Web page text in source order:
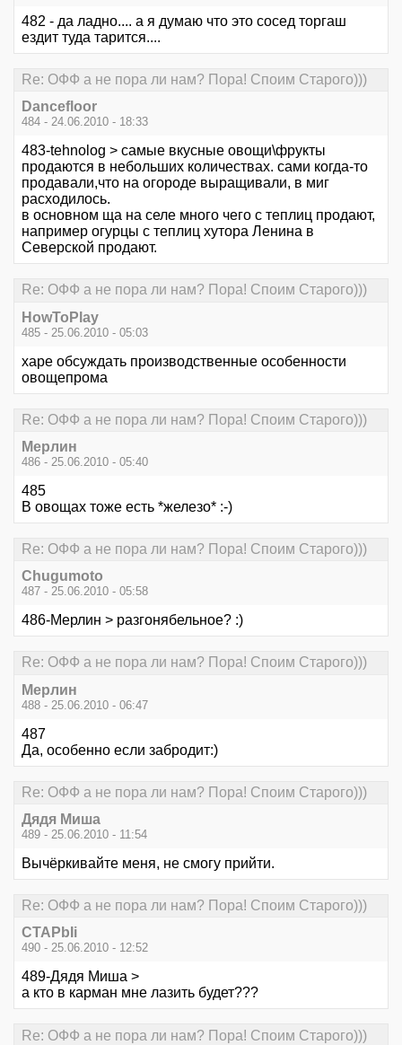
482 - да ладно.... а я думаю что это сосед торгаш
ездит туда тарится....
Re: ОФФ а не пора ли нам? Пора! Споим Старого)))
Dancefloor
484 - 24.06.2010 - 18:33
483-tehnolog > самые вкусные овощи\фрукты
продаются в небольших количествах. сами когда-то
продавали,что на огороде выращивали, в миг
расходилось.
в основном ща на селе много чего с теплиц продают,
например огурцы с теплиц хутора Ленина в
Северской продают.
Re: ОФФ а не пора ли нам? Пора! Споим Старого)))
HowToPlay
485 - 25.06.2010 - 05:03
харе обсуждать производственные особенности
овощепрома
Re: ОФФ а не пора ли нам? Пора! Споим Старого)))
Мерлин
486 - 25.06.2010 - 05:40
485
В овощах тоже есть *железо* :-)
Re: ОФФ а не пора ли нам? Пора! Споим Старого)))
Chugumoto
487 - 25.06.2010 - 05:58
486-Мерлин > разгонябельное? :)
Re: ОФФ а не пора ли нам? Пора! Споим Старого)))
Мерлин
488 - 25.06.2010 - 06:47
487
Да, особенно если забродит:)
Re: ОФФ а не пора ли нам? Пора! Споим Старого)))
Дядя Миша
489 - 25.06.2010 - 11:54
Вычёркивайте меня, не смогу прийти.
Re: ОФФ а не пора ли нам? Пора! Споим Старого)))
CTAPbIi
490 - 25.06.2010 - 12:52
489-Дядя Миша >
а кто в карман мне лазить будет???
Re: ОФФ а не пора ли нам? Пора! Споим Старого)))